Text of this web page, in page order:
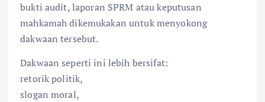
bukti audit, laporan SPRM atau keputusan
mahkamah dikemukakan untuk menyokong
dakwaan tersebut.
Dakwaan seperti ini lebih bersifat:
retorik politik,
slogan moral,